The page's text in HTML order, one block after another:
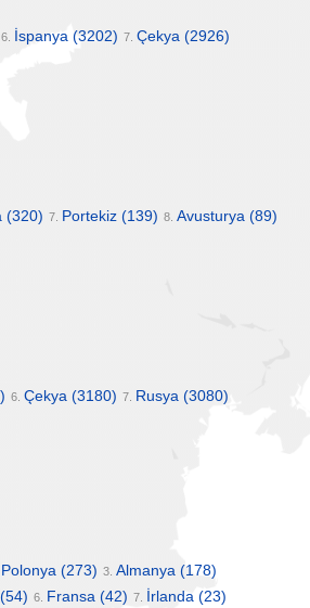
6. İspanya (3202) 7. Çekya (2926)
(320) 7. Portekiz (139) 8. Avusturya (89)
6. Çekya (3180) 7. Rusya (3080)
Polonya (273) 3. Almanya (178)
(54) 6. Fransa (42) 7. İrlanda (23)